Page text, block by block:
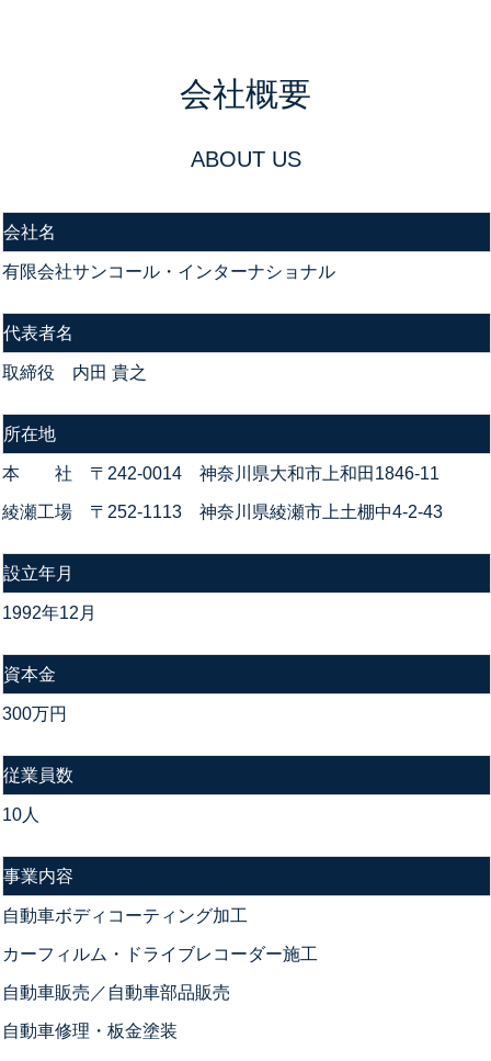
会社概要
ABOUT US
会社名
有限会社サンコール・インターナショナル
代表者名
取締役 内田 貴之
所在地
本 社 〒242-0014 神奈川県大和市上和田1846-11
綾瀬工場 〒252-1113 神奈川県綾瀬市上土棚中4-2-43
設立年月
1992年12月
資本金
300万円
従業員数
10人
事業内容
自動車ボディコーティング加工
カーフィルム・ドライブレコーダー施工
自動車販売／自動車部品販売
自動車修理・板金塗装